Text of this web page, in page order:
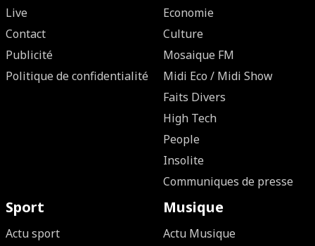
Live
Contact
Publicité
Politique de confidentialité
Economie
Culture
Mosaique FM
Midi Eco / Midi Show
Faits Divers
High Tech
People
Insolite
Communiques de presse
Sport
Actu sport
Musique
Actu Musique